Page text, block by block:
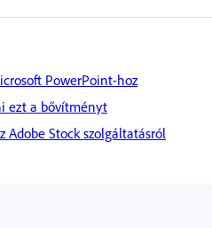
PowerPoint-hoz
ezt a bővítményt
Adobe Stock szolgáltatásról